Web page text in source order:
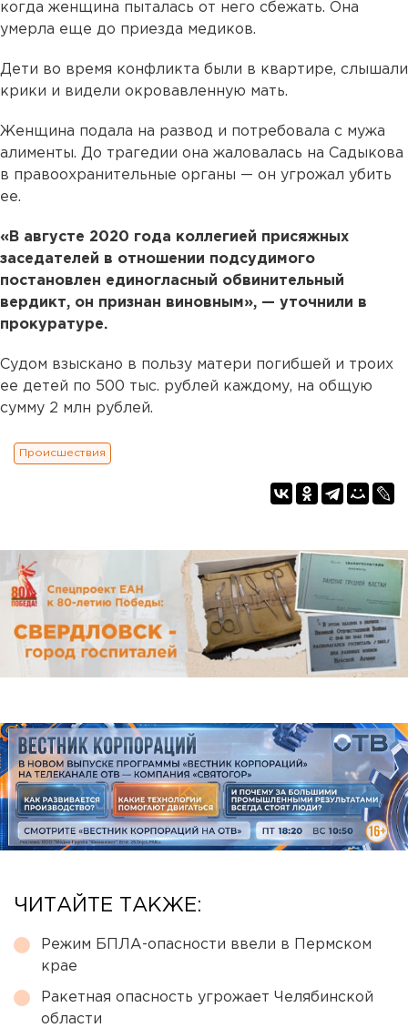
когда женщина пыталась от него сбежать. Она
умерла еще до приезда медиков.
Дети во время конфликта были в квартире, слышали
крики и видели окровавленную мать.
Женщина подала на развод и потребовала с мужа
алименты. До трагедии она жаловалась на Садыкова
в правоохранительные органы — он угрожал убить
ее.
«В августе 2020 года коллегией присяжных
заседателей в отношении подсудимого
постановлен единогласный обвинительный
вердикт, он признан виновным», — уточнили в
прокуратуре.
Судом взыскано в пользу матери погибшей и троих
ее детей по 500 тыс. рублей каждому, на общую
сумму 2 млн рублей.
Происшествия
ЧИТАЙТЕ ТАКЖЕ:
Режим БПЛА-опасности ввели в Пермском
крае
Ракетная опасность угрожает Челябинской
области